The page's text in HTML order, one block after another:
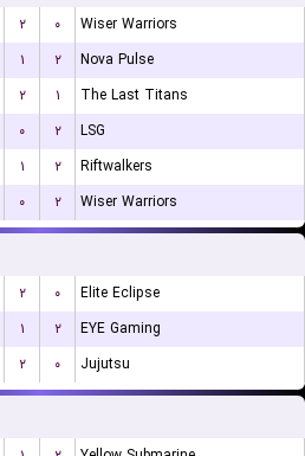
۲ ۰
Wiser Warriors
۱ ۲
Nova Pulse
۲ ۱
The Last Titans
۰ ۲
LSG
۱ ۲
Riftwalkers
۰ ۲ Wiser Warriors
۲ ۰
Elite Eclipse
۱ ۲
EYE Gaming
۲ ۰ Jujutsu